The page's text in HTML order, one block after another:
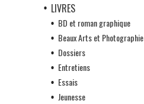
LIVRES
BD et roman graphique
Beaux Arts et Photographie
Dossiers
Entretiens
Essais
Jeunesse